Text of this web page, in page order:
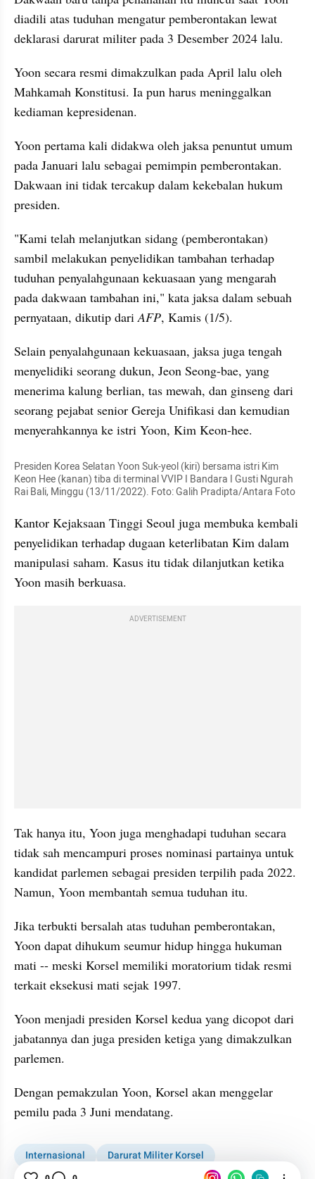
diadili atas tuduhan mengatur pemberontakan lewat
deklarasi darurat militer pada 3 Desember 2024 lalu.
Yoon secara resmi dimakzulkan pada April lalu oleh
Mahkamah Konstitusi. Ia pun harus meninggalkan
kediaman kepresidenan.
Yoon pertama kali didakwa oleh jaksa penuntut umum
pada Januari lalu sebagai pemimpin pemberontakan.
Dakwaan ini tidak tercakup dalam kekebalan hukum
presiden.
"Kami telah melanjutkan sidang (pemberontakan)
sambil melakukan penyelidikan tambahan terhadap
tuduhan penyalahgunaan kekuasaan yang mengarah
pada dakwaan tambahan ini," kata jaksa dalam sebuah
pernyataan, dikutip dari AFP, Kamis (1/5).
Selain penyalahgunaan kekuasaan, jaksa juga tengah
menyelidiki seorang dukun, Jeon Seong-bae, yang
menerima kalung berlian, tas mewah, dan ginseng dari
seorang pejabat senior Gereja Unifikasi dan kemudian
menyerahkannya ke istri Yoon, Kim Keon-hee.
Presiden Korea Selatan Yoon Suk-yeol (kiri) bersama istri Kim
Keon Hee (kanan) tiba di terminal VVIP I Bandara I Gusti Ngurah
Rai Bali, Minggu (13/11/2022). Foto: Galih Pradipta/Antara Foto
Kantor Kejaksaan Tinggi Seoul juga membuka kembali
penyelidikan terhadap dugaan keterlibatan Kim dalam
manipulasi saham. Kasus itu tidak dilanjutkan ketika
Yoon masih berkuasa.
ADVERTISEMENT
Tak hanya itu, Yoon juga menghadapi tuduhan secara
tidak sah mencampuri proses nominasi partainya untuk
kandidat parlemen sebagai presiden terpilih pada 2022.
Namun, Yoon membantah semua tuduhan itu.
Jika terbukti bersalah atas tuduhan pemberontakan,
Yoon dapat dihukum seumur hidup hingga hukuman
mati -- meski Korsel memiliki moratorium tidak resmi
terkait eksekusi mati sejak 1997.
Yoon menjadi presiden Korsel kedua yang dicopot dari
jabatannya dan juga presiden ketiga yang dimakzulkan
parlemen.
Dengan pemakzulan Yoon, Korsel akan menggelar
pemilu pada 3 Juni mendatang.
Internasional
Darurat Militer Korsel